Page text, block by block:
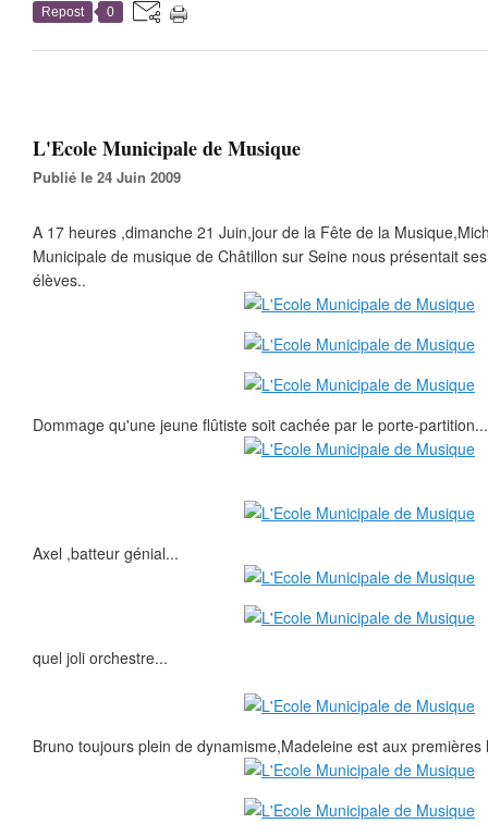
Repost 0
L'Ecole Municipale de Musique
Publié le 24 Juin 2009
A 17 heures ,dimanche 21 Juin,jour de la Fête de la
Municipale de musique de Châtillon sur Seine nous présentait
élèves..
Dommage qu'une jeune flûtiste soit cachée par le porte-partition...
Axel ,batteur génial...
quel joli orchestre...
Bruno toujours plein de dynamisme,Madeleine est aux premières